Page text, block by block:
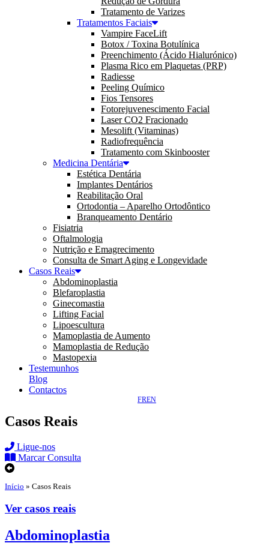
Tratamento de Varizes
Tratamentos Faciais
Vampire FaceLift
Botox / Toxina Botulínica
Preenchimento (Ácido Hialurónico)
Plasma Rico em Plaquetas (PRP)
Radiesse
Peeling Químico
Fios Tensores
Fotorejuvenescimento Facial
Laser CO2 Fracionado
Mesolift (Vitaminas)
Radiofrequência
Tratamento com Skinbooster
Medicina Dentária
Estética Dentária
Implantes Dentários
Reabilitação Oral
Ortodontia – Aparelho Ortodôntico
Branqueamento Dentário
Fisiatria
Oftalmologia
Nutrição e Emagrecimento
Consulta de Smart Aging e Longevidade
Casos Reais
Abdominoplastia
Blefaroplastia
Ginecomastia
Lifting Facial
Lipoescultura
Mamoplastia de Aumento
Mamoplastia de Redução
Mastopexia
Testemunhos
Blog
Contactos
EN
FR
Casos Reais
Ligue-nos
Marcar Consulta
Início » Casos Reais
Ver casos reais
Abdominoplastia